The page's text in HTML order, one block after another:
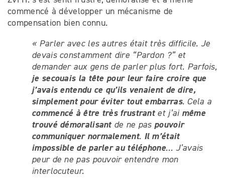
commencé à développer un mécanisme de
compensation bien connu.
« Parler avec les autres était très difficile. Je
devais constamment dire “Pardon ?” et
demander aux gens de parler plus fort. Parfois,
je secouais la tête pour leur faire croire que
j’avais entendu ce qu’ils venaient de dire,
simplement pour éviter tout embarras. Cela a
commencé à être très frustrantet j’ai même
trouvé démoralisantde ne pas pouvoir
communiquer normalement. Il m’était
impossible de parler au téléphone… J’avais
peur de ne pas pouvoir entendre mon
interlocuteur.